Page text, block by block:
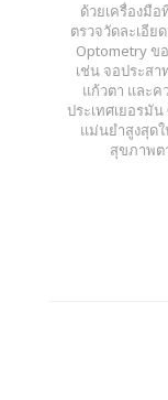
ด้วยเครื่องมื
ตรวจวัดละเอีย
Optometry ข
เช่น จอประส
แก้วตา และค
ประเทศเยอรมั
แม่นยำสูงสุด
สุขภาพต